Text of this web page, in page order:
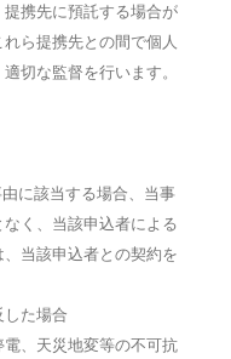
携先に預託する場合が
ら提携先との間で個人
切な監督を行います。
に該当する場合、当事
く、当該申込者による
当該申込者との契約を
した場合
電、天災地変等の不可抗